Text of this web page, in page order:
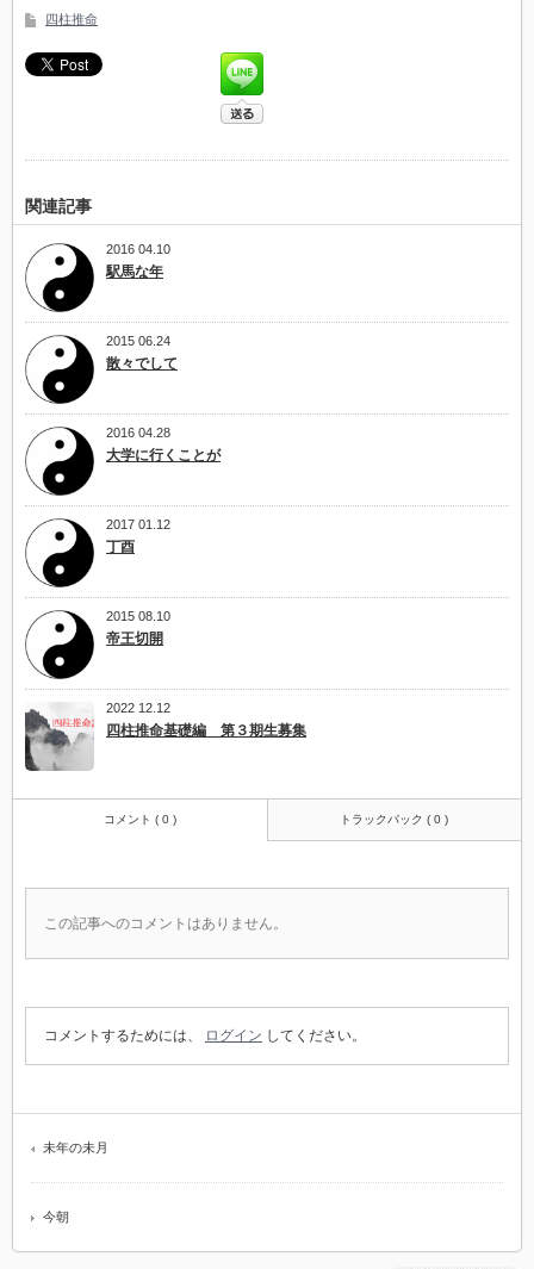
四柱推命
関連記事
2016 04.10
駅馬な年
2015 06.24
散々でして
2016 04.28
大学に行くことが
2017 01.12
丁酉
2015 08.10
帝王切開
2022 12.12
四柱推命基礎編 第３期生募集
コメント ( 0 ) トラックバック ( 0 )
この記事へのコメントはありません。
コメントするためには、 ログイン してください。
未年の未月
今朝